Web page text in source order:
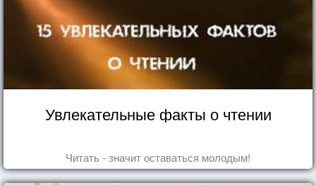
Увлекательные факты о чтении
Читать - значит оставаться молодым!